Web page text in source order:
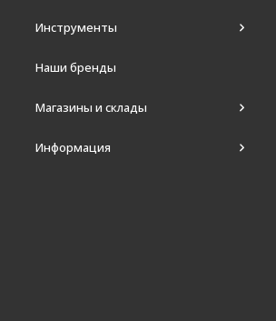
Инструменты
Наши бренды
Магазины и склады
Информация